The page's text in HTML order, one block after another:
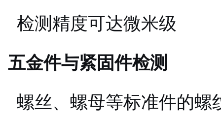
检测精度可达微米级
五金件与紧固件检测
螺丝、螺母等标准件的螺